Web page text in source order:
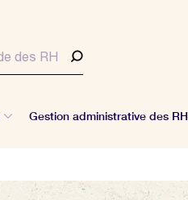
Gestion administrative des RH